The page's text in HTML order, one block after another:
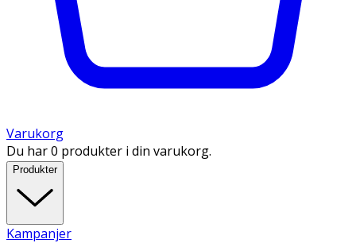
Varukorg
Du har 0 produkter i din varukorg.
Produkter
Kampanjer